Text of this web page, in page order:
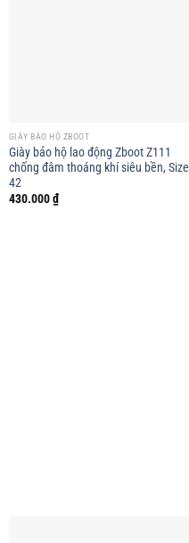
GIÀY BẢO HỘ ZBOOT
Giày bảo hộ lao động Zboot Z111
chống đâm thoáng khí siêu bền, Size
42
430.000₫